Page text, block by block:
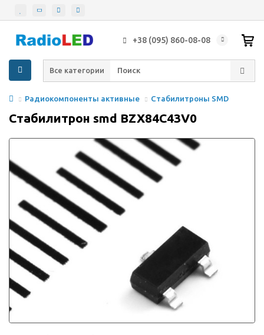
+38 (095) 860-08-08
Все категории
Радиокомпоненты активные Стабилитроны SMD
Стабилитрон smd BZX84C43V0